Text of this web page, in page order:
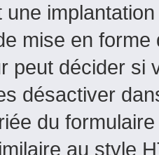
une
mise en forme
peut décider
désactiver
du
au style